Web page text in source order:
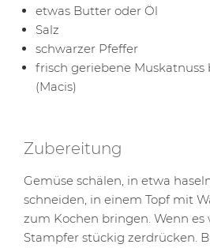
etwas Butter oder Öl
Salz
schwarzer Pfeffer
frisch geriebene Muskatnuss
(Macis)
Zubereitung
Gemüse schälen, in etwa
schneiden, in einem Topf mit
zum Kochen bringen. Wenn
Stampfer stückig zerdrücken.